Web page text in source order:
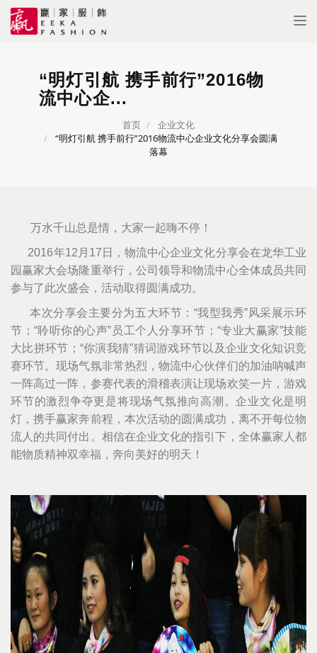
“明灯引航 携手前行”2016物
流中心企...
首页
企业文化
“明灯引航 携手前行”2016物流中心企业文化分享会圆满
落幕
万水千山总是情，大家一起嗨不停！
2016年12月17日，物流中心企业文化分享会在龙华工业
园赢家大会场隆重举行，公司领导和物流中心全体成员共同
参与了此次盛会，活动取得圆满成功。
本次分享会主要分为五大环节：“我型我秀”风采展示环
节；“聆听你的心声”员工个人分享环节；“专业大赢家”技能
大比拼环节；“你演我猜”猜词游戏环节以及企业文化知识竞
赛环节。现场气氛非常热烈，物流中心伙伴们的加油呐喊声
一阵高过一阵，参赛代表的滑稽表演让现场欢笑一片，游戏
环节的激烈争夺更是将现场气氛推向高潮。企业文化是明
灯，携手赢家奔前程，本次活动的圆满成功，离不开每位物
流人的共同付出。相信在企业文化的指引下，全体赢家人都
能物质精神双幸福，奔向美好的明天！